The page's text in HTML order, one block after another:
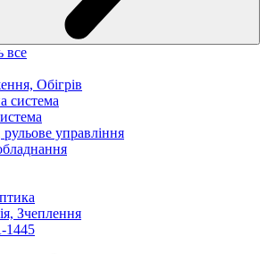
все
Обігрів
система
рульове управління
Зчеплення
1445